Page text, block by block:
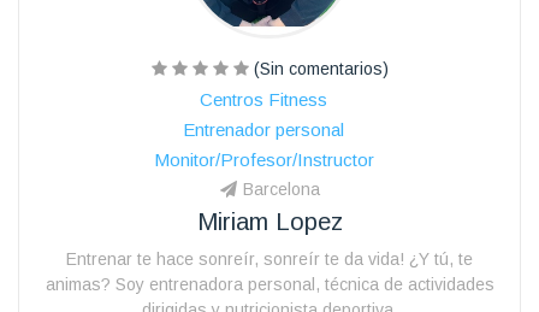
(Sin comentarios)
Centros Fitness
Entrenador personal
Monitor/Profesor/Instructor
Barcelona
Miriam Lopez
Entrenar te hace sonreír, sonreír te da vida! ¿Y tú, te
animas? Soy entrenadora personal, técnica de actividades